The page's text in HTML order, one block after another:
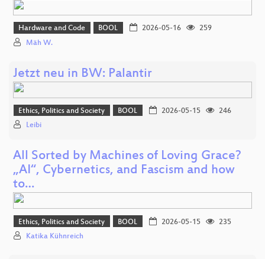
Hardware and Code BOOL 2026-05-16
259
Mäh W.
Jetzt neu in BW: Palantir
Ethics, Politics and Society BOOL 2026-05-15
246
Leibi
All Sorted by Machines of Loving Grace?
„AI“, Cybernetics, and Fascism and how
to…
Ethics, Politics and Society BOOL 2026-05-15
235
Katika Kühnreich